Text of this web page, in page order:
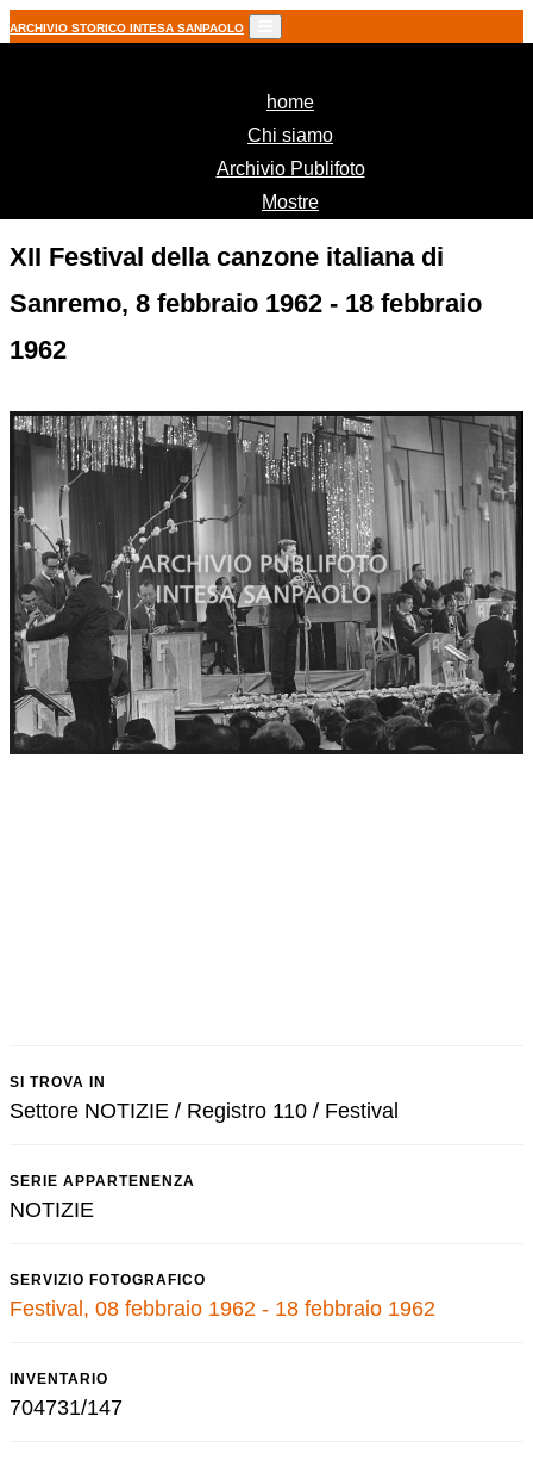
ARCHIVIO STORICO INTESA SANPAOLO
home(current)
Chi siamo
Archivio Publifoto
Mostre
XII Festival della canzone italiana di
Sanremo, 8 febbraio 1962 - 18 febbraio
1962
SI TROVA IN
Settore NOTIZIE / Registro 110 / Festival
SERIE APPARTENENZA
NOTIZIE
SERVIZIO FOTOGRAFICO
Festival, 08 febbraio 1962 - 18 febbraio 1962
INVENTARIO
704731/147